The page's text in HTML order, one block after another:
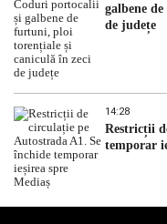
galbene
de județe
14:28
Restricții
temporar